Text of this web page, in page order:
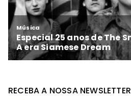
RECEBA A NOSSA NEWSLETTER